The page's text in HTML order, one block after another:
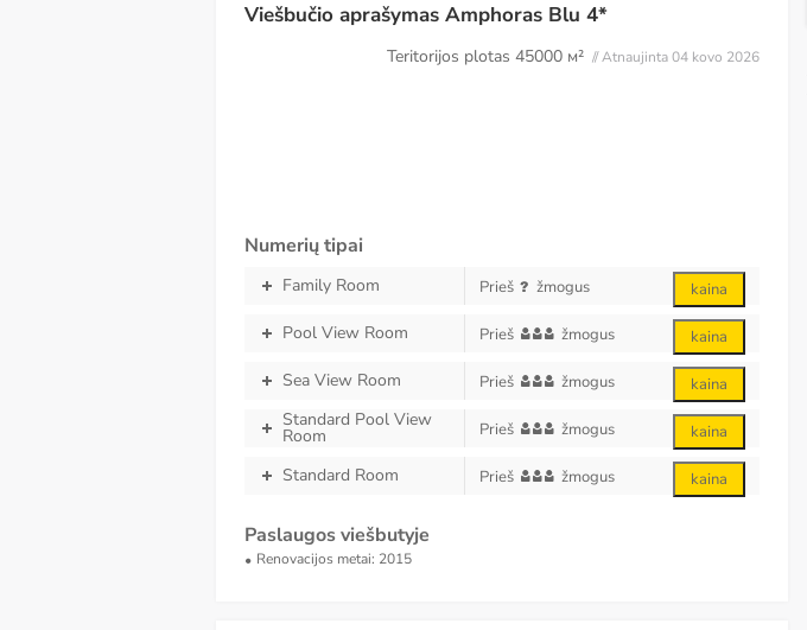
Viešbučio aprašymas Amphoras Blu 4*
Teritorijos plotas 45000 м² // Atnaujinta 04 kovo 2026
Numerių tipai
Family Room Prieš žmogus kaina
Pool View Room Prieš žmogus kaina
Sea View Room Prieš žmogus kaina
Standard Pool View
Room Prieš žmogus kaina
Standard Room Prieš žmogus kaina
Paslaugos viešbutyje
Renovacijos metai: 2015